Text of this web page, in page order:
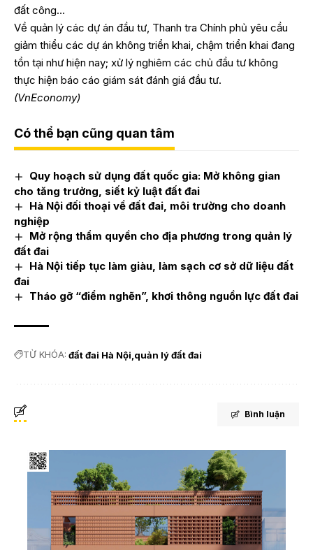
đất công…
Về quản lý các dự án đầu tư, Thanh tra Chính phủ yêu cầu
giảm thiểu các dự án không triển khai, chậm triển khai đang
tồn tại như hiện nay; xử lý nghiêm các chủ đầu tư không
thực hiện báo cáo giám sát đánh giá đầu tư.
(VnEconomy)
Có thể bạn cũng quan tâm
Quy hoạch sử dụng đất quốc gia: Mở không gian
cho tăng trưởng, siết kỷ luật đất đai
Hà Nội đối thoại về đất đai, môi trường cho doanh
nghiệp
Mở rộng thẩm quyền cho địa phương trong quản lý
đất đai
Hà Nội tiếp tục làm giàu, làm sạch cơ sở dữ liệu đất
đai
Tháo gỡ “điểm nghẽn”, khơi thông nguồn lực đất đai
TỪ KHÓA: đất đai Hà Nội quản lý đất đai
Bình luận